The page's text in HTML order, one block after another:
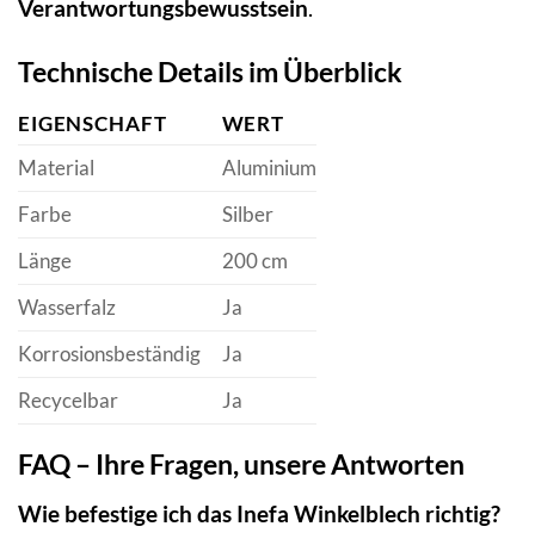
Verantwortungsbewusstsein
Technische Details im Überblick
EIGENSCHAFT
WERT
Material
Aluminium
Farbe
Silber
Länge
200 cm
Wasserfalz
Ja
Korrosionsbeständig
Ja
Recycelbar
Ja
FAQ – Ihre Fragen, unsere Antworten
Wie befestige ich das Inefa Winkelblech richtig?